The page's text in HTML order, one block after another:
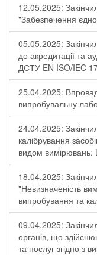
12.05.2025:
"Забезпечення
05.05.2025:
до акредитації та
ДСТУ EN ISO/IEC
25.04.2025:
випробувальну
24.04.2025:
калібрування
видом
18.04.2025:
"Невизначеність
випробування та
09.04.2025:
органів, що
та послуг згідно з